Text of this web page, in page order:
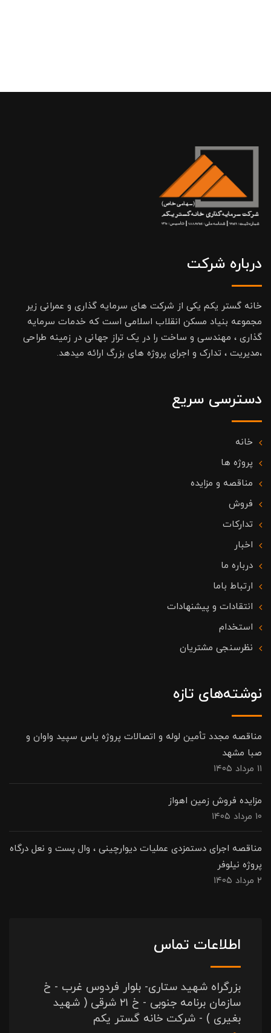
درباره شرکت
خانه گستر یکم یکی از شرکت های سرمایه گذاری و عمرانی زیر
مجموعه بنیاد مسکن انقلاب اسلامی است که خدمات سرمایه
گذاری ، مهندسی و ساخت را در یک تراز جهانی در زمینه طراحی
،مدیریت ، تدارک و اجرای پروژه های بزرگ ارائه میدهد.
دسترسی سریع
خانه
پروژه ها
مناقصه و مزایده
فروش
تدارکات
اخبار
درباره ما
ارتباط باما
انتقادات و پیشنهادات
استخدام
نظرسنجی مشتریان
نوشته‌های تازه
مناقصه مجدد تأمین لوله و اتصالات پروژه یاس سپید واوان و
صبا مشهد
۱۱ مرداد ۱۴۰۵
مزایده فروش زمین اهواز
۱۰ مرداد ۱۴۰۵
مناقصه اجرای دستمزدی عملیات دیوارچینی ، وال پست و نعل درگاه
پروژه نیلوفر
۲ مرداد ۱۴۰۵
اطلاعات تماس
بزرگراه شهید ستاری- بلوار فردوس غرب - خ
سازمان برنامه جنوبی - خ ۲۱ شرقی ( شهید
بغیری ) - شرکت خانه گستر یکم